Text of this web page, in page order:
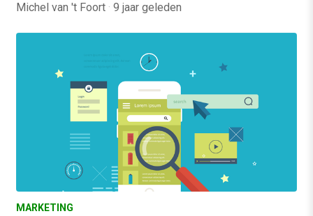
Michel van 't Foort · 9 jaar geleden
MARKETING